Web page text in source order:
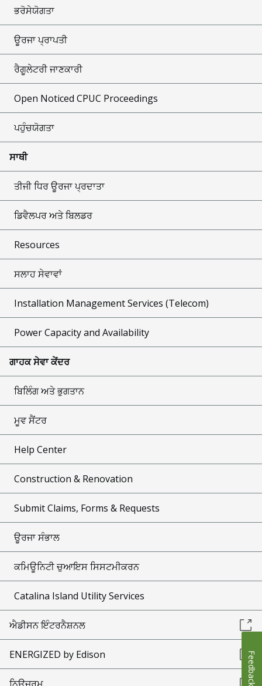
ਭਰੋਸੇਯੋਗਤਾ
ਊਰਜਾ ਪ੍ਰਾਪਤੀ
ਰੈਗੂਲੇਟਰੀ ਜਾਣਕਾਰੀ
Open Noticed CPUC Proceedings
ਪਹੁੰਚਯੋਗਤਾ
ਸਾਥੀ
ਤੀਜੀ ਧਿਰ ਊਰਜਾ ਪ੍ਰਦਾਤਾ
ਡਿਵੈਲਪਰ ਅਤੇ ਬਿਲਡਰ
Resources
ਸਲਾਹ ਸੇਵਾਵਾਂ
Installation Management Services (Telecom)
Power Capacity and Availability
ਗਾਹਕ ਸੇਵਾ ਕੇਂਦਰ
ਬਿਲਿੰਗ ਅਤੇ ਭੁਗਤਾਨ
ਮੂਵ ਸੈਂਟਰ
Help Center
Construction & Renovation
Submit Claims, Forms & Requests
ਊਰਜਾ ਸੰਭਾਲ
ਕਮਿਊਨਿਟੀ ਚੁਆਇਸ ਸਿਸਟਮੀਕਰਨ
Catalina Island Utility Services
ਐਡੀਸਨ ਇੰਟਰਨੈਸ਼ਨਲ
ENERGIZED by Edison
ਨਿਊਜ਼ਰੂਮ Feedback